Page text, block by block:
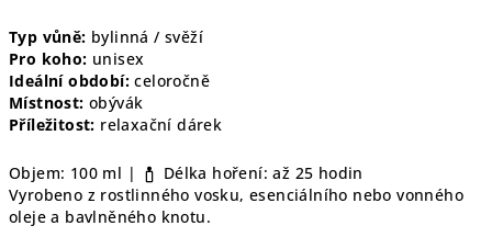
Typ vůně: bylinná / svěží
Pro koho: unisex
Ideální období: celoročně
Místnost: obývák
Příležitost: relaxační dárek
Objem: 100 ml |
Délka hoření: až 25 hodin
Vyrobeno z rostlinného vosku, esenciálního nebo vonného
oleje a bavlněného knotu.